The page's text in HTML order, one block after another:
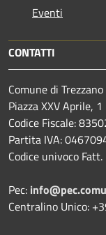
Eventi
CONTATTI
Comune di Trezzano
Piazza XXV Aprile,
Codice Fiscale:
Partita IVA:
Codice univoco
Pec:
Centralino Unico: